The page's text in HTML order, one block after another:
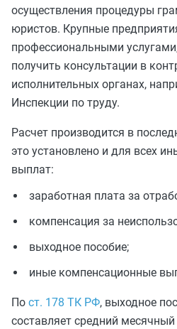
осуществления процедуры
юристов. Крупные
профессиональными
получить консультации в
исполнительных органах,
Инспекции по труду.
Расчет производится в
это установлено и для всех
выплат:
заработная плата за
компенсация за
выходное пособие;
иные компенсационные
По ст. 178 ТК РФ, выходное
составляет средний